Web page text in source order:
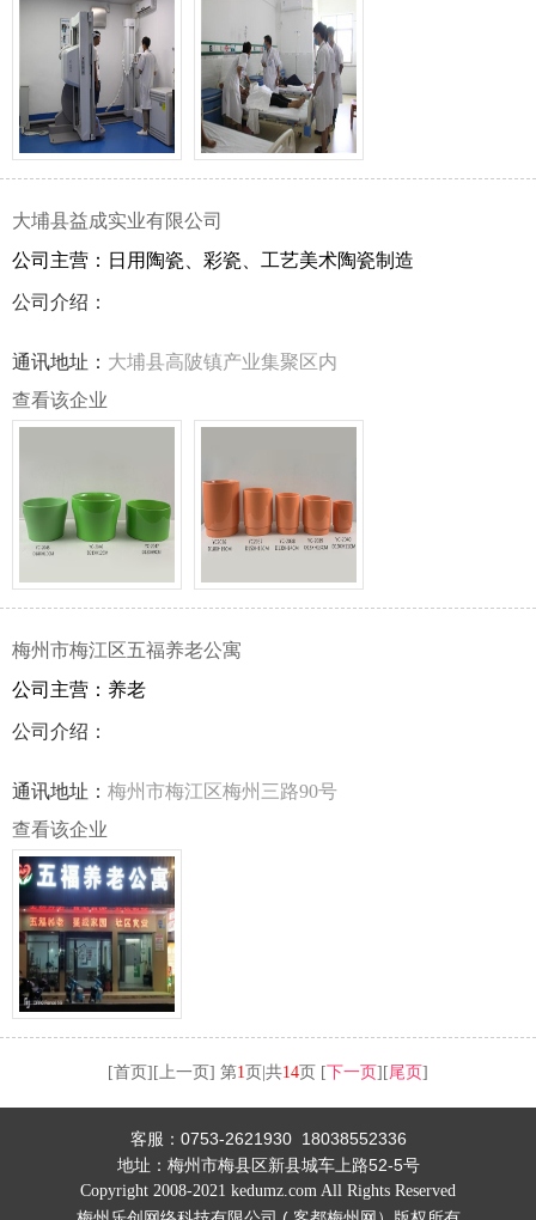
大埔县益成实业有限公司
公司主营：日用陶瓷、彩瓷、工艺美术陶瓷制造
公司介绍：
通讯地址： 大埔县高陂镇产业集聚区内
查看该企业
梅州市梅江区五福养老公寓
公司主营：养老
公司介绍：
通讯地址： 梅州市梅江区梅州三路90号
查看该企业
[首页][上一页] 第1 页|共14页 [下一页][尾页]
客服：0753-2621930 18038552336
地址： 梅州市梅县区新县城车上路52-5号
Copyright 2008-2021 kedumz.com All Rights Reserved